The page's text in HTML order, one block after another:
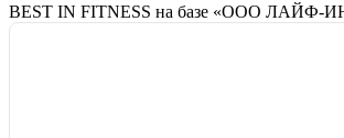
BEST IN FITNESS на базе «ООО